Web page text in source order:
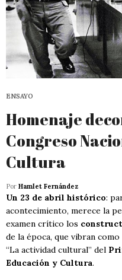
ENSAYO
Homenaje
Congreso
Cultura
Por Hamlet Fernández
Un 23 de abril histórico:
acontecimiento, merece la
examen crítico los
de la época, que vibran como
“La actividad cultural” del
Educación y Cultura.